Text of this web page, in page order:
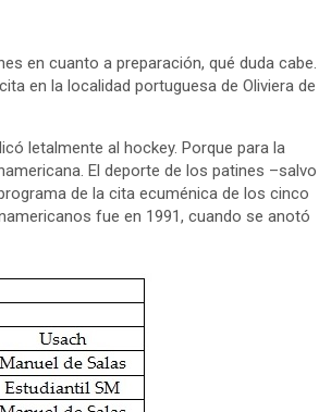
en cuanto a preparación, qué duda cabe.
en la localidad portuguesa de Oliviera de
letalmente al hockey. Porque para la
El deporte de los patines –salvo
de la cita ecuménica de los cinco
fue en 1991, cuando se anotó